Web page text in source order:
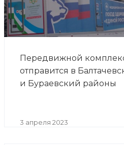
Передвижной
отправится в
и Бураевский районы
3 апреля 2023